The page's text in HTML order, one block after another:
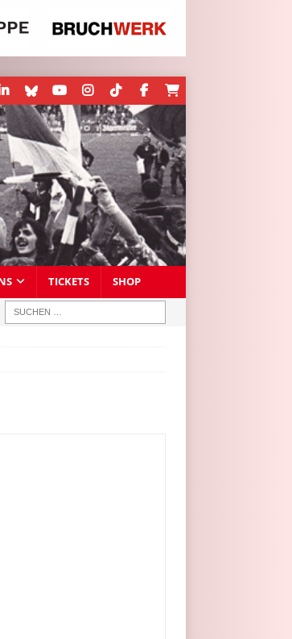
TICKETS SHOP